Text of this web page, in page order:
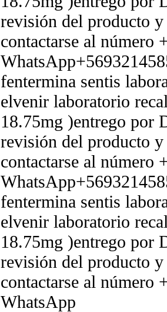
revisión del producto
contactarse al número
fentermina sentis
elvenir laboratorio
18.75mg )entrego por
revisión del producto
contactarse al número
fentermina sentis
elvenir laboratorio
18.75mg )entrego por
revisión del producto
contactarse al número
WhatsApp